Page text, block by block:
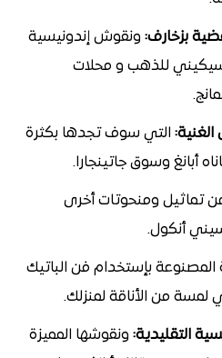
بزخارف: ونقوش إندونيسية
للذهب و محلات
الغنية: التي سوف تجدها بكثرة
أبانغ وسوق جاتينجارا.
تماثيل ومنحوتات أخرى
أنكول.
بإستخدام فن الباتيك
من الأناقة لمنزلك.
التقليدية: ونقوشها المميزة